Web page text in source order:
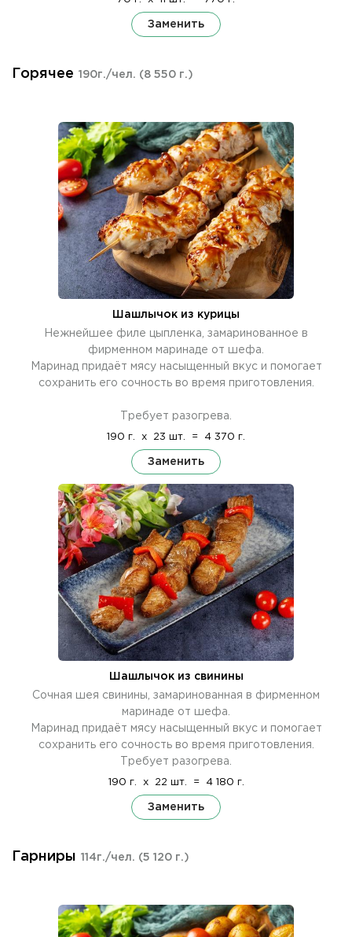
Заменить
Горячее 190г./чел. (8 550 г.)
Шашлычок из курицы
Нежнейшее филе цыпленка, замаринованное в
фирменном маринаде от шефа.
Маринад придаёт мясу насыщенный вкус и помогает
сохранить его сочность во время приготовления.
Требует разогрева.
190 г. x 23 шт. = 4 370 г.
Заменить
Шашлычок из свинины
Сочная шея свинины, замаринованная в фирменном
маринаде от шефа.
Маринад придаёт мясу насыщенный вкус и помогает
сохранить его сочность во время приготовления.
Требует разогрева.
190 г. x 22 шт. = 4 180 г.
Заменить
Гарниры 114г./чел. (5 120 г.)